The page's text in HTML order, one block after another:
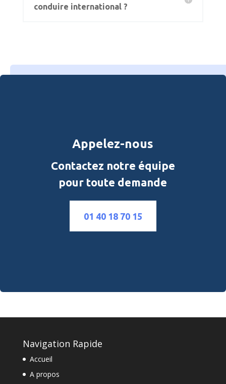
conduire international ?
Appelez-nous
Contactez notre équipe
pour toute demande
01 40 18 70 15
Navigation Rapide
Accueil
A propos